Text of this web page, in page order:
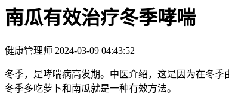
南瓜有效治疗冬季哮喘
健康管理师 2024-03-09 04:43:52
冬季，是哮喘病高发期。中医介绍，这是因为在冬
冬季多吃萝卜和南瓜就是一种有效方法。